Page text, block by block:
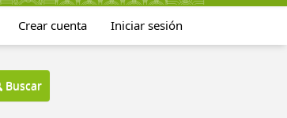
Crear cuenta Iniciar sesión
Buscar